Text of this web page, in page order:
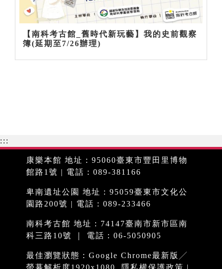
【南科考古館_舊時代新玩藝】我的史前觀察
簿(延期至7/26辦理)
:::
康樂本館 地址：95060臺東市豐田里博物
館路1號 | 電話：089-381166
卑南遺址公園 地址：95059臺東市文化公
園路200號 | 電話：089-233466
南科考古館 地址：74147臺南市新市區南
科三路10號 ｜ 電話：06-5050905
最佳瀏覽狀態：Google Chrome最新版╱